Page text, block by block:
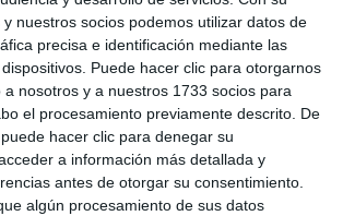
nuestros socios podemos utilizar datos de
precisa e identificación mediante las
Puede hacer clic para otorgarnos
a nosotros y a nuestros 1733 socios para
el procesamiento previamente descrito. De
hacer clic para denegar su
a información más detallada y
antes de otorgar su consentimiento.
algún procesamiento de sus datos